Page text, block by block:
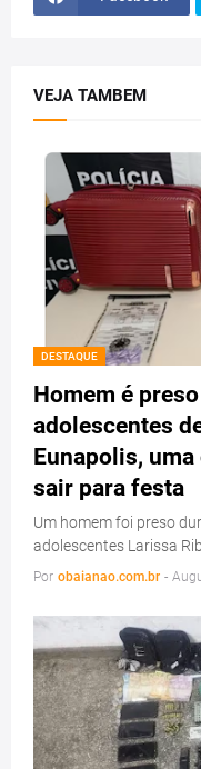
VEJA TAMBEM
DESTAQUE
Homem é
adolescentes
Eunapolis,
sair para festa
Um homem foi preso
adolescentes Larissa
Por obaianao.com.br -